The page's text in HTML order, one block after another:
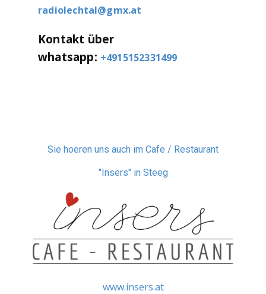
radiolechtal@gmx.at
Kontakt über
whatsapp: +4915152331499
Sie hoeren uns auch im Cafe / Restaurant
"Insers" in Steeg
www.insers.at